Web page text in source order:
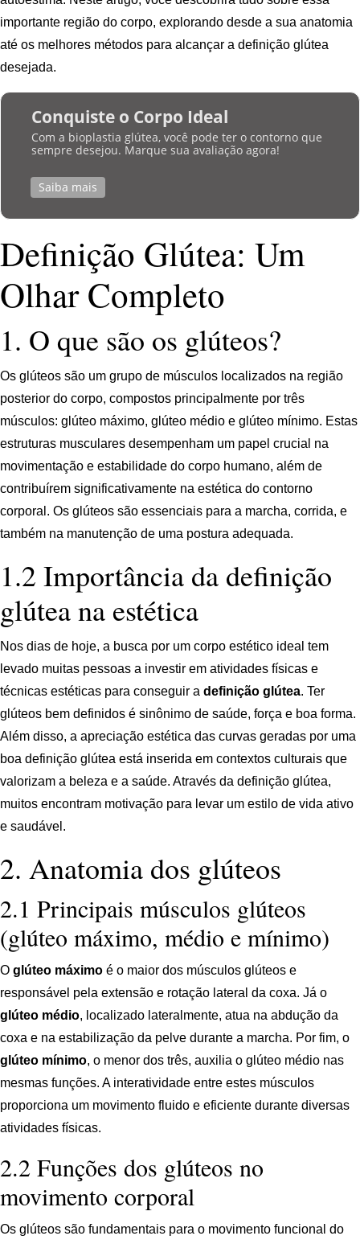
importante região do corpo, explorando desde a sua anatomia
até os melhores métodos para alcançar a definição glútea
desejada.
Conquiste o Corpo Ideal
Com a bioplastia glútea, você pode ter o contorno que
sempre desejou. Marque sua avaliação agora!
Saiba mais
Definição Glútea: Um
Olhar Completo
1. O que são os glúteos?
Os glúteos são um grupo de músculos localizados na região
posterior do corpo, compostos principalmente por três
músculos: glúteo máximo, glúteo médio e glúteo mínimo. Estas
estruturas musculares desempenham um papel crucial na
movimentação e estabilidade do corpo humano, além de
contribuírem significativamente na estética do contorno
corporal. Os glúteos são essenciais para a marcha, corrida, e
também na manutenção de uma postura adequada.
1.2 Importância da definição
glútea na estética
Nos dias de hoje, a busca por um corpo estético ideal tem
levado muitas pessoas a investir em atividades físicas e
técnicas estéticas para conseguir a definição glútea. Ter
glúteos bem definidos é sinônimo de saúde, força e boa forma.
Além disso, a apreciação estética das curvas geradas por uma
boa definição glútea está inserida em contextos culturais que
valorizam a beleza e a saúde. Através da definição glútea,
muitos encontram motivação para levar um estilo de vida ativo
e saudável.
2. Anatomia dos glúteos
2.1 Principais músculos glúteos
(glúteo máximo, médio e mínimo)
O glúteo máximo é o maior dos músculos glúteos e
responsável pela extensão e rotação lateral da coxa. Já o
glúteo médio, localizado lateralmente, atua na abdução da
coxa e na estabilização da pelve durante a marcha. Por fim, o
glúteo mínimo, o menor dos três, auxilia o glúteo médio nas
mesmas funções. A interatividade entre estes músculos
proporciona um movimento fluido e eficiente durante diversas
atividades físicas.
2.2 Funções dos glúteos no
movimento corporal
Os glúteos são fundamentais para o movimento funcional do